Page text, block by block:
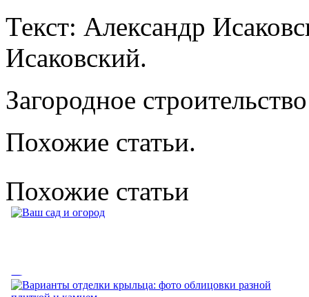
Текст: Александр
Исаковский.
Загородное
Похожие статьи.
Похожие статьи
Ваш сад и огород